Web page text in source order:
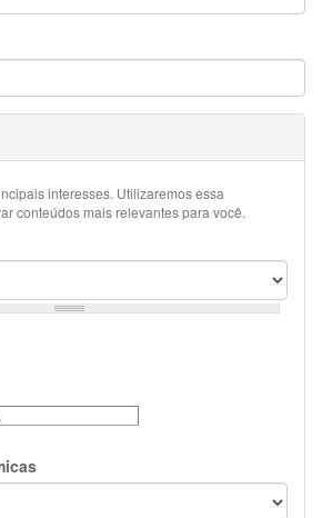
interesses. Utilizaremos essa
conteúdos mais relevantes para você.